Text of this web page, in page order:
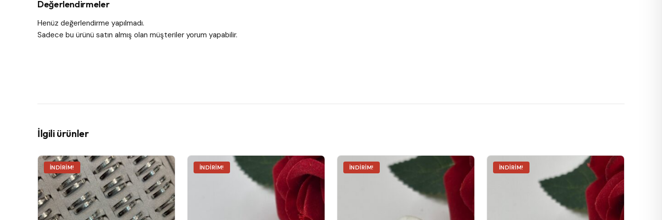
Değerlendirmeler
Henüz değerlendirme yapılmadı.
Sadece bu ürünü satın almış olan müşteriler yorum yapabilir.
İlgili ürünler
İNDIRIM! İNDIRIM! İNDIRIM! İNDIRIM!